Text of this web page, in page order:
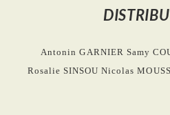
Antonin GARNIER Samy
Rosalie SINSOU Nicolas